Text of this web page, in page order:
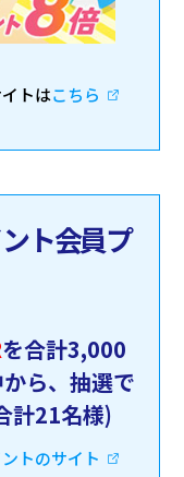
トはこちら
ト会員プ
を合計3,000
ら、抽選で
計21名様)
トのサイト